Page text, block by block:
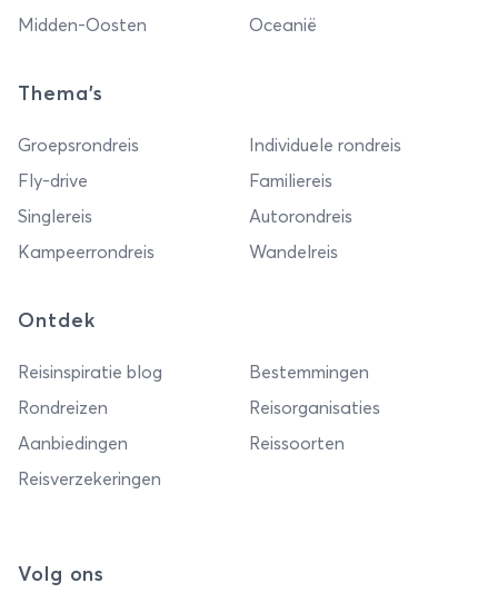
Midden-Oosten
Oceanië
Thema's
Groepsrondreis
Individuele rondreis
Fly-drive
Familiereis
Singlereis
Autorondreis
Kampeerrondreis
Wandelreis
Ontdek
Reisinspiratie blog
Bestemmingen
Rondreizen
Reisorganisaties
Aanbiedingen
Reissoorten
Reisverzekeringen
Volg ons